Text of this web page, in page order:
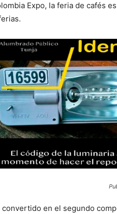
Expo, la feria de cafés
convertido en el segundo